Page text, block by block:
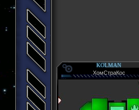
KOLMAN
ХомСтраКос